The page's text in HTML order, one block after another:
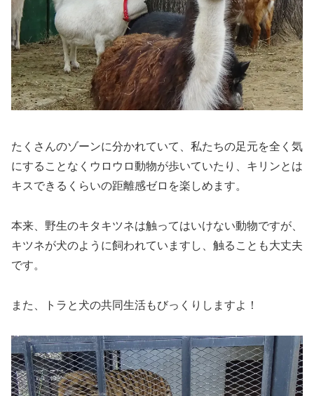
たくさんのゾーンに分かれていて、私たちの足元を全く気
にすることなくウロウロ動物が歩いていたり、キリンとは
キスできるくらいの距離感ゼロを楽しめます。
本来、野生のキタキツネは触ってはいけない動物ですが、
キツネが犬のように飼われていますし、触ることも大丈夫
です。
また、トラと犬の共同生活もびっくりしますよ！